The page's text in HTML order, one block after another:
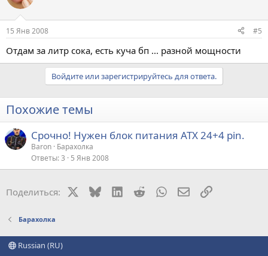
15 Янв 2008 #5
Отдам за литр сока, есть куча бп ... разной мощности
Войдите или зарегистрируйтесь для ответа.
Похожие темы
Срочно! Нужен блок питания АТХ 24+4 pin.
Baron Барахолка
Ответы 3 5 Янв 2008
Поделиться: BlueskyLinkedIn
RedditWhatsAppЭлектронная
Ссылка
Барахолка
Russian (RU)